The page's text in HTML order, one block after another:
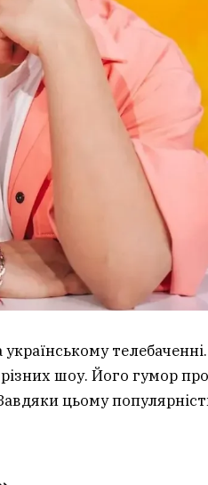
телебаченні.
шоу. Його гумор
цьому